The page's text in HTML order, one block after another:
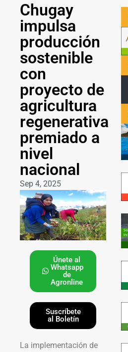
Chugay
impulsa
producción
sostenible
con
proyecto de
agricultura
regenerativa
premiado a
nivel
nacional
Sep 4, 2025
Únete al
Whatsapp
de
Agronline
Suscríbete
al Boletín
La implementación de